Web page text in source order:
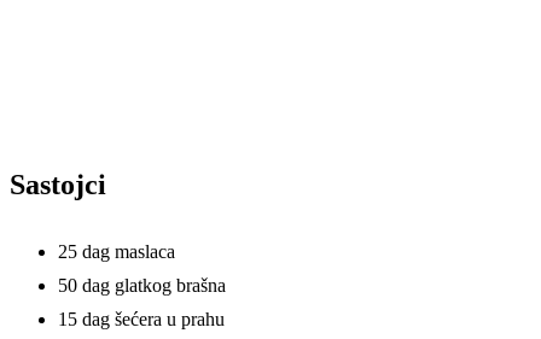
Sastojci
25 dag maslaca
50 dag glatkog brašna
15 dag šećera u prahu